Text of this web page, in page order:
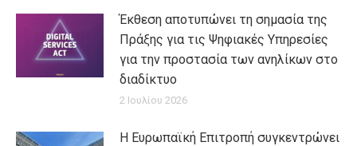
Έκθεση αποτυπώνει τη σημασία της
Πράξης για τις Ψηφιακές Υπηρεσίες
για την προστασία των ανηλίκων στο
διαδίκτυο
2 Ιουλίου 2026
Η Ευρωπαϊκή Επιτροπή συγκεντρώνει